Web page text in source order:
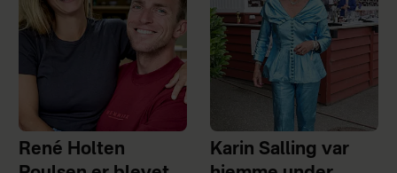
René Holten
Karin Salling var